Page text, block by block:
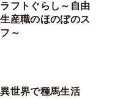
フトぐらし～自由
産職のほのぼのス
～
世界で種馬生活